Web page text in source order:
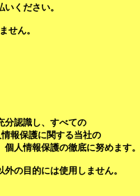
ください。
せん。
分認識し、すべての
報保護に関する当社の
人情報保護の徹底に努めます。
の目的には使用しません。